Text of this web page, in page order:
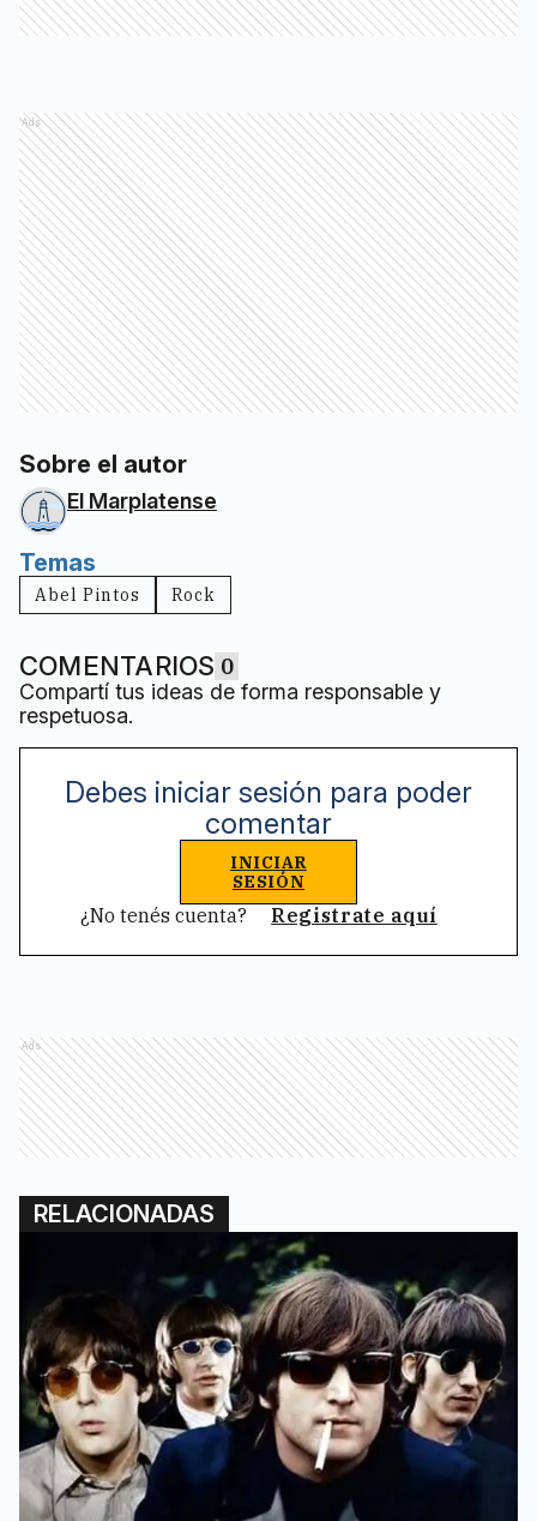
Ads
Sobre el autor
El Marplatense
Temas
Abel Pintos Rock
COMENTARIOS 0
Compartí tus ideas de forma responsable y
respetuosa.
Debes iniciar sesión para poder
comentar
INICIAR
SESIÓN
¿No tenés cuenta? Registrate aquí
Ads
RELACIONADAS